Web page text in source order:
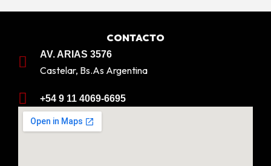
CONTACTO
AV. ARIAS 3576
Castelar, Bs.As Argentina
+54 9 11 4069-6695